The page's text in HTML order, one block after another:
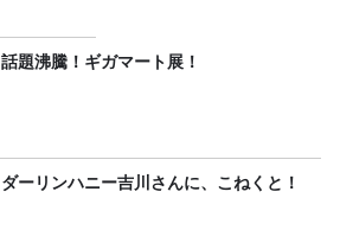
話題沸騰！ギガマート展！
ダーリンハニー吉川さんに、こねくと！